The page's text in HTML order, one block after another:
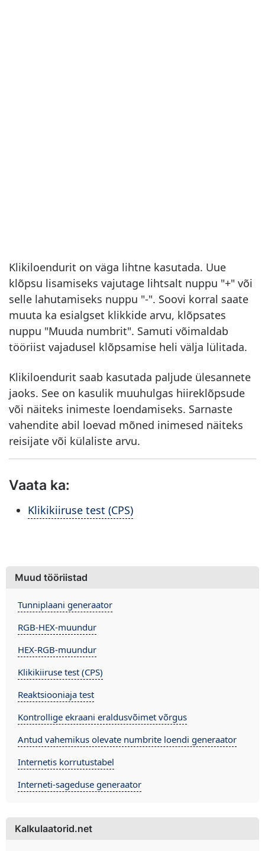
Klikiloendurit on väga lihtne kasutada. Uue
klõpsu lisamiseks vajutage lihtsalt nuppu "+" või
selle lahutamiseks nuppu "-". Soovi korral saate
muuta ka esialgset klikkide arvu, klõpsates
nuppu "Muuda numbrit". Samuti võimaldab
tööriist vajadusel klõpsamise heli välja lülitada.
Klikiloendurit saab kasutada paljude ülesannete
jaoks. See on kasulik muuhulgas hiireklõpsude
või näiteks inimeste loendamiseks. Sarnaste
vahendite abil loevad mõned inimesed näiteks
reisijate või külaliste arvu.
Vaata ka:
Klikikiiruse test (CPS)
Muud tööriistad
Tunniplaani generaator
RGB-HEX-muundur
HEX-RGB-muundur
Klikikiiruse test (CPS)
Reaktsiooniaja test
Kontrollige ekraani eraldusvõimet võrgus
Antud vahemikus olevate numbrite loendi generaator
Internetis korrutustabel
Interneti-sageduse generaator
Kalkulaatorid.net